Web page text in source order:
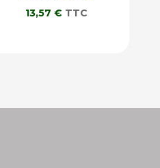
13,57 € TTC